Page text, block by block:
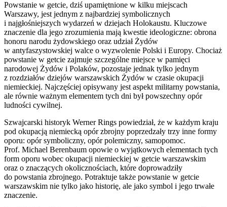
Powstanie w getcie, dziś upamiętnione w kilku miejscach
Warszawy, jest jednym z najbardziej symbolicznych
i najgłośniejszych wydarzeń w dziejach Holokaustu. Kluczowe
znaczenie dla jego zrozumienia mają kwestie ideologiczne: obrona
honoru narodu żydowskiego oraz udział Żydów
w antyfaszystowskiej walce o wyzwolenie Polski i Europy. Chociaż
powstanie w getcie zajmuje szczególne miejsce w pamięci
narodowej Żydów i Polaków, pozostaje jednak tylko jednym
z rozdziałów dziejów warszawskich Żydów w czasie okupacji
niemieckiej. Najczęściej opisywany jest aspekt militarny powstania,
ale równie ważnym elementem tych dni był powszechny opór
ludności cywilnej.
Szwajcarski historyk Werner Rings powiedział, że w każdym kraju
pod okupacją niemiecką opór zbrojny poprzedzały trzy inne formy
oporu: opór symboliczny, opór polemiczny, samopomoc.
Prof. Michael Berenbaum opowie o wyjątkowych elementach tych
form oporu wobec okupacji niemieckiej w getcie warszawskim
oraz o znaczących okolicznościach, które doprowadziły
do powstania zbrojnego. Potraktuje także powstanie w getcie
warszawskim nie tylko jako historię, ale jako symbol i jego trwałe
znaczenie.